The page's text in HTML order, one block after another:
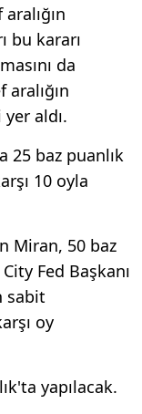
bu kararı
da
aldı.
25 baz puanlık
10 oyla
Miran, 50 baz
Fed Başkanı
sabit
oy
yapılacak.